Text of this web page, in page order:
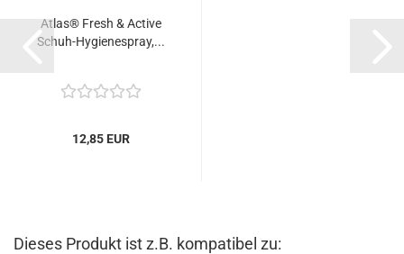
Atlas® Fresh & Active
Schuh-Hygienespray,...
12,85 EUR
Dieses Produkt ist z.B. kompatibel zu: